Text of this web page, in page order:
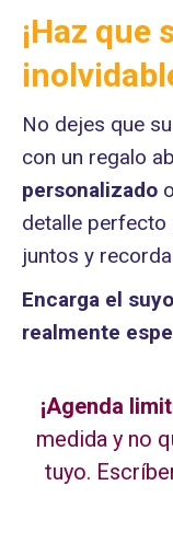
¡Haz que
No dejes que
con un regalo
personalizado
detalle perfecto
juntos y
Encarga el
realmente
¡Agenda
medida y no
tuyo.